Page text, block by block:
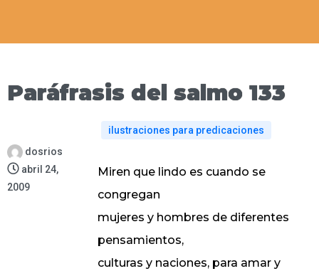
Paráfrasis del salmo 133
dosrios
abril 24,
2009
ilustraciones para predicaciones
Miren que lindo es cuando se
congregan
mujeres y hombres de diferentes
pensamientos,
culturas y naciones, para amar y